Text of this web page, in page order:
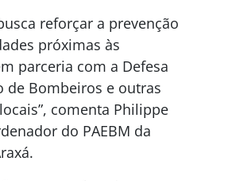
reforçar a prevenção
próximas às
parceria com a Defesa
de Bombeiros e outras
comenta Philippe
do PAEBM da